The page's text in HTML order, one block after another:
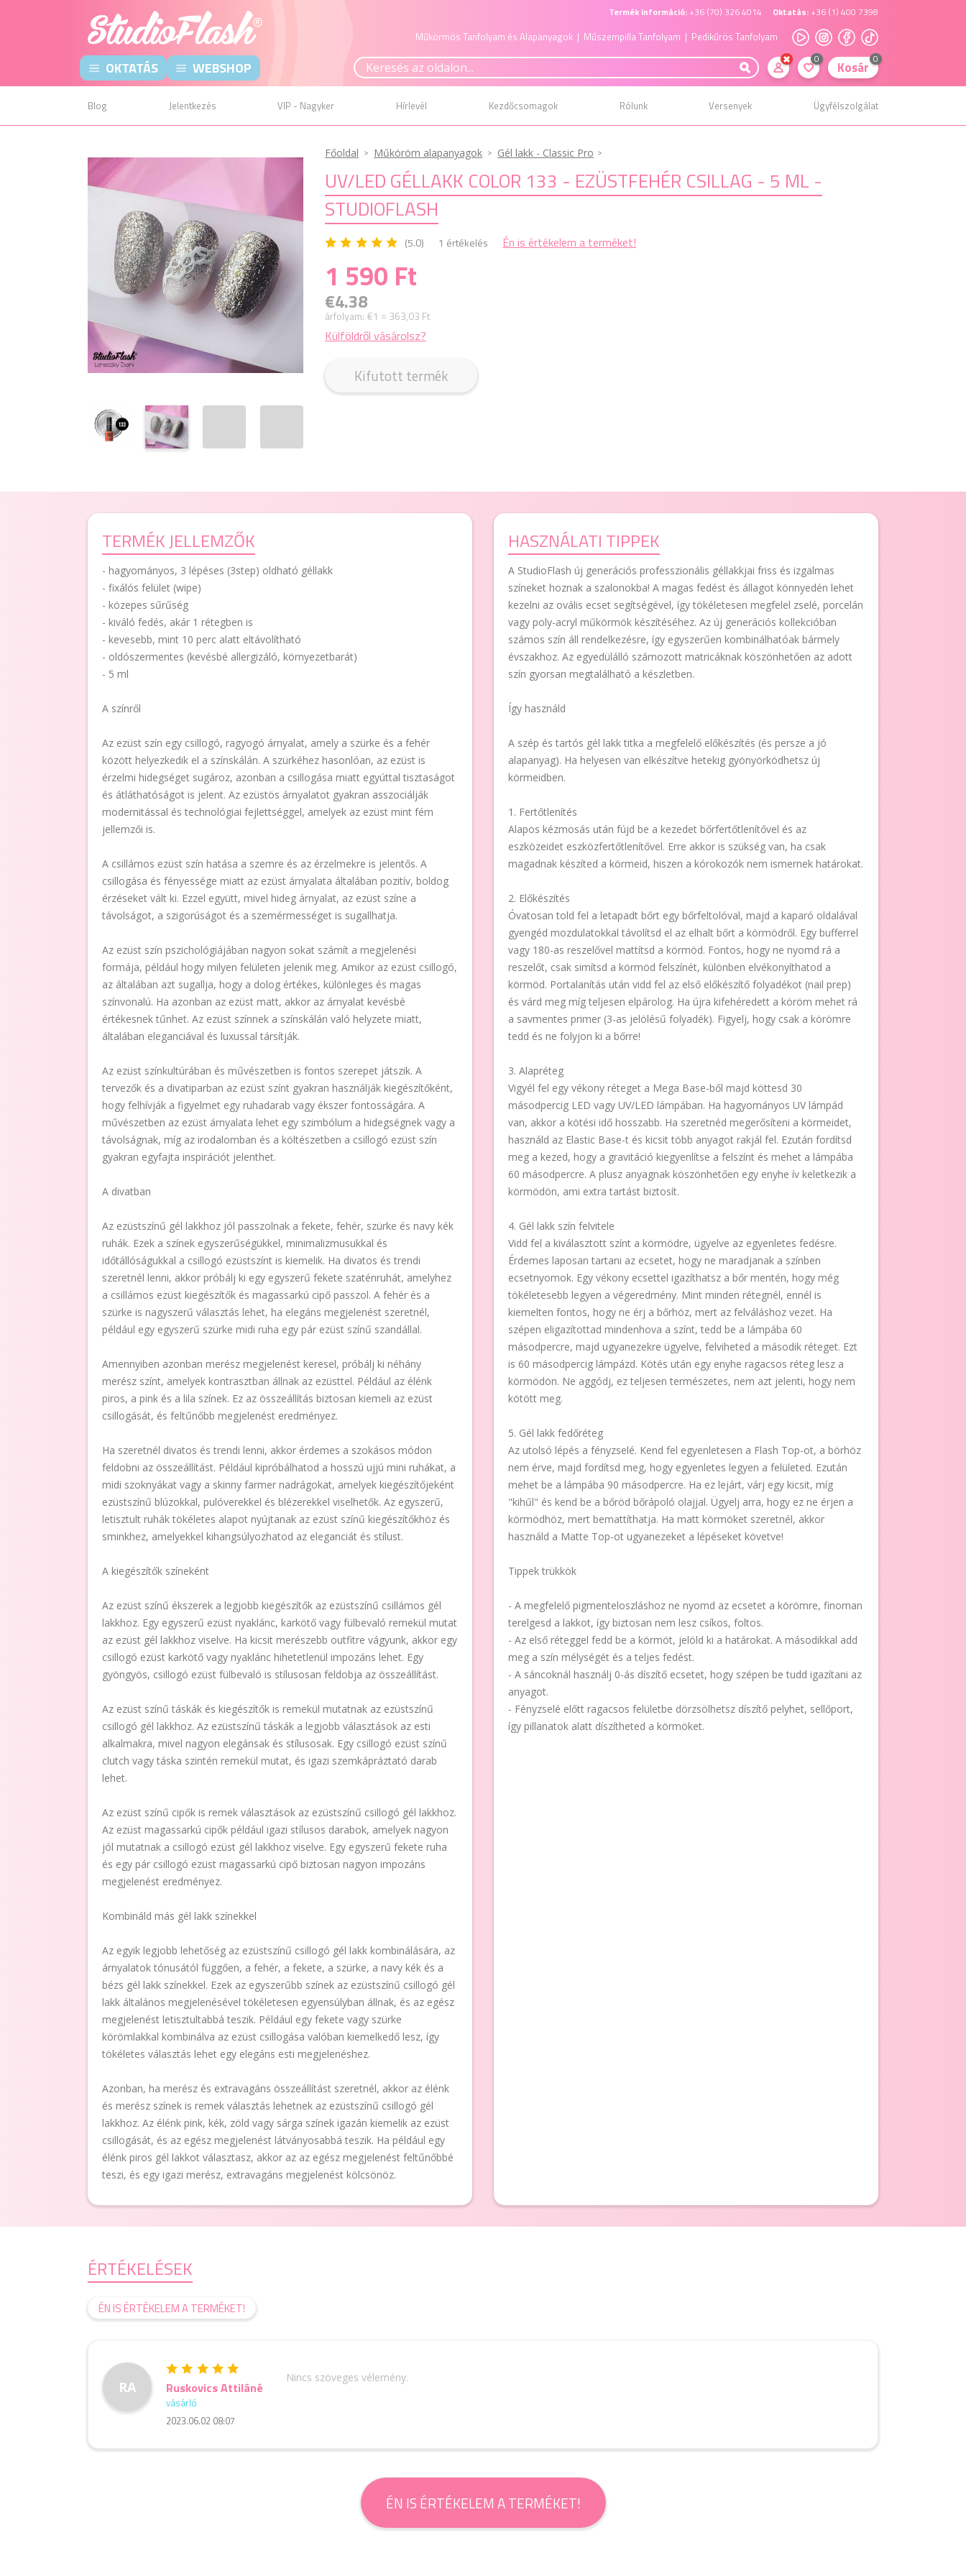
Termék információ: +36 (70) 326 4014 Oktatás: +36 (1) 400 7398
Műkörmös Tanfolyam és Alapanyagok | Műszempilla Tanfolyam | Pedikűrös Tanfolyam
OKTATÁS WEBSHOP 0 Kosár 0
Blog Jelentkezés VIP - Nagyker Hírlevél Kezdőcsomagok Rólunk Versenyek Ügyfélszolgálat
Főoldal Műköröm alapanyagok Gél lakk - Classic Pro
UV/LED GÉLLAKK COLOR 133 - EZÜSTFEHÉR CSILLAG - 5 ML -
STUDIOFLASH
(5.0) 1 értékelés Én is értékelem a terméket!
1 590 Ft
€4.38
árfolyam: €1 = 363,03 Ft
Külföldről vásárolsz?
Kifutott termék
TERMÉK JELLEMZŐK
- hagyományos, 3 lépéses (3step) oldható géllakk
- fixálós felület (wipe)
- közepes sűrűség
- kiváló fedés, akár 1 rétegben is
- kevesebb, mint 10 perc alatt eltávolítható
- oldószermentes (kevésbé allergizáló, környezetbarát)
- 5 ml
A színről
Az ezüst szín egy csillogó, ragyogó árnyalat, amely a szürke és a fehér
között helyezkedik el a színskálán. A szürkéhez hasonlóan, az ezüst is
érzelmi hidegséget sugároz, azonban a csillogása miatt egyúttal tisztaságot
és átláthatóságot is jelent. Az ezüstös árnyalatot gyakran asszociálják
modernitással és technológiai fejlettséggel, amelyek az ezüst mint fém
jellemzői is.
A csillámos ezüst szín hatása a szemre és az érzelmekre is jelentős. A
csillogása és fényessége miatt az ezüst árnyalata általában pozitív, boldog
érzéseket vált ki. Ezzel együtt, mivel hideg árnyalat, az ezüst színe a
távolságot, a szigorúságot és a szemérmességet is sugallhatja.
Az ezüst szín pszichológiájában nagyon sokat számít a megjelenési
formája, például hogy milyen felületen jelenik meg. Amikor az ezüst csillogó,
az általában azt sugallja, hogy a dolog értékes, különleges és magas
színvonalú. Ha azonban az ezüst matt, akkor az árnyalat kevésbé
értékesnek tűnhet. Az ezüst színnek a színskálán való helyzete miatt,
általában eleganciával és luxussal társítják.
Az ezüst színkultúrában és művészetben is fontos szerepet játszik. A
tervezők és a divatiparban az ezüst színt gyakran használják kiegészítőként,
hogy felhívják a figyelmet egy ruhadarab vagy ékszer fontosságára. A
művészetben az ezüst árnyalata lehet egy szimbólum a hidegségnek vagy a
távolságnak, míg az irodalomban és a költészetben a csillogó ezüst szín
gyakran egyfajta inspirációt jelenthet.
A divatban
Az ezüstszínű gél lakkhoz jól passzolnak a fekete, fehér, szürke és navy kék
ruhák. Ezek a színek egyszerűségükkel, minimalizmusukkal és
időtállóságukkal a csillogó ezüstszínt is kiemelik. Ha divatos és trendi
szeretnél lenni, akkor próbálj ki egy egyszerű fekete szaténruhát, amelyhez
a csillámos ezüst kiegészítők és magassarkú cipő passzol. A fehér és a
szürke is nagyszerű választás lehet, ha elegáns megjelenést szeretnél,
például egy egyszerű szürke midi ruha egy pár ezüst színű szandállal.
Amennyiben azonban merész megjelenést keresel, próbálj ki néhány
merész színt, amelyek kontrasztban állnak az ezüsttel. Például az élénk
piros, a pink és a lila színek. Ez az összeállítás biztosan kiemeli az ezüst
csillogását, és feltűnőbb megjelenést eredményez.
Ha szeretnél divatos és trendi lenni, akkor érdemes a szokásos módon
feldobni az összeállítást. Például kipróbálhatod a hosszú ujjú mini ruhákat, a
midi szoknyákat vagy a skinny farmer nadrágokat, amelyek kiegészítőjeként
ezüstszínű blúzokkal, pulóverekkel és blézerekkel viselhetők. Az egyszerű,
letisztult ruhák tökéletes alapot nyújtanak az ezüst színű kiegészítőkhöz és
sminkhez, amelyekkel kihangsúlyozhatod az eleganciát és stílust.
A kiegészítők színeként
Az ezüst színű ékszerek a legjobb kiegészítők az ezüstszínű csillámos gél
lakkhoz. Egy egyszerű ezüst nyaklánc, karkötő vagy fülbevaló remekül mutat
az ezüst gél lakkhoz viselve. Ha kicsit merészebb outfitre vágyunk, akkor egy
csillogó ezüst karkötő vagy nyaklánc hihetetlenül impozáns lehet. Egy
gyöngyös, csillogó ezüst fülbevaló is stílusosan feldobja az összeállítást.
Az ezüst színű táskák és kiegészítők is remekül mutatnak az ezüstszínű
csillogó gél lakkhoz. Az ezüstszínű táskák a legjobb választások az esti
alkalmakra, mivel nagyon elegánsak és stílusosak. Egy csillogó ezüst színű
clutch vagy táska szintén remekül mutat, és igazi szemkápráztató darab
lehet.
Az ezüst színű cipők is remek választások az ezüstszínű csillogó gél lakkhoz.
Az ezüst magassarkú cipők például igazi stílusos darabok, amelyek nagyon
jól mutatnak a csillogó ezüst gél lakkhoz viselve. Egy egyszerű fekete ruha
és egy pár csillogó ezüst magassarkú cipő biztosan nagyon impozáns
megjelenést eredményez.
Kombináld más gél lakk színekkel
Az egyik legjobb lehetőség az ezüstszínű csillogó gél lakk kombinálására, az
árnyalatok tónusától függően, a fehér, a fekete, a szürke, a navy kék és a
bézs gél lakk színekkel. Ezek az egyszerűbb színek az ezüstszínű csillogó gél
lakk általános megjelenésével tökéletesen egyensúlyban állnak, és az egész
megjelenést letisztultabbá teszik. Például egy fekete vagy szürke
körömlakkal kombinálva az ezüst csillogása valóban kiemelkedő lesz, így
tökéletes választás lehet egy elegáns esti megjelenéshez.
Azonban, ha merész és extravagáns összeállítást szeretnél, akkor az élénk
és merész színek is remek választás lehetnek az ezüstszínű csillogó gél
lakkhoz. Az élénk pink, kék, zöld vagy sárga színek igazán kiemelik az ezüst
csillogását, és az egész megjelenést látványosabbá teszik. Ha például egy
élénk piros gél lakkot választasz, akkor az az egész megjelenést feltűnőbbé
teszi, és egy igazi merész, extravagáns megjelenést kölcsönöz.
HASZNÁLATI TIPPEK
A StudioFlash új generációs professzionális géllakkjai friss és izgalmas
színeket hoznak a szalonokba! A magas fedést és állagot könnyedén lehet
kezelni az ovális ecset segítségével, így tökéletesen megfelel zselé, porcelán
vagy poly-acryl műkörmök készítéséhez. Az új generációs kollekcióban
számos szín áll rendelkezésre, így egyszerűen kombinálhatóak bármely
évszakhoz. Az egyedülálló számozott matricáknak köszönhetően az adott
szín gyorsan megtalálható a készletben.
Így használd
A szép és tartós gél lakk titka a megfelelő előkészítés (és persze a jó
alapanyag). Ha helyesen van elkészítve hetekig gyönyörködhetsz új
körmeidben.
1. Fertőtlenítés
Alapos kézmosás után fújd be a kezedet bőrfertőtlenítővel és az
eszközeidet eszközfertőtlenítővel. Erre akkor is szükség van, ha csak
magadnak készíted a körmeid, hiszen a kórokozók nem ismernek határokat.
2. Előkészítés
Óvatosan told fel a letapadt bőrt egy bőrfeltolóval, majd a kaparó oldalával
gyengéd mozdulatokkal távolítsd el az elhalt bőrt a körmödről. Egy bufferrel
vagy 180-as reszelővel mattítsd a körmöd. Fontos, hogy ne nyomd rá a
reszelőt, csak simítsd a körmöd felszínét, különben elvékonyíthatod a
körmöd. Portalanítás után vidd fel az első előkészítő folyadékot (nail prep)
és várd meg míg teljesen elpárolog. Ha újra kifehéredett a köröm mehet rá
a savmentes primer (3-as jelölésű folyadék). Figyelj, hogy csak a körömre
tedd és ne folyjon ki a bőrre!
3. Alapréteg
Vigyél fel egy vékony réteget a Mega Base-ből majd köttesd 30
másodpercig LED vagy UV/LED lámpában. Ha hagyományos UV lámpád
van, akkor a kötési idő hosszabb. Ha szeretnéd megerősíteni a körmeidet,
használd az Elastic Base-t és kicsit több anyagot rakjál fel. Ezután fordítsd
meg a kezed, hogy a gravitáció kiegyenlítse a felszínt és mehet a lámpába
60 másodpercre. A plusz anyagnak köszönhetően egy enyhe ív keletkezik a
körmödön, ami extra tartást biztosít.
4. Gél lakk szín felvitele
Vidd fel a kiválasztott színt a körmödre, ügyelve az egyenletes fedésre.
Érdemes laposan tartani az ecsetet, hogy ne maradjanak a színben
ecsetnyomok. Egy vékony ecsettel igazíthatsz a bőr mentén, hogy még
tökéletesebb legyen a végeredmény. Mint minden rétegnél, ennél is
kiemelten fontos, hogy ne érj a bőrhöz, mert az felváláshoz vezet. Ha
szépen eligazítottad mindenhova a színt, tedd be a lámpába 60
másodpercre, majd ugyanezekre ügyelve, felviheted a második réteget. Ezt
is 60 másodpercig lámpázd. Kötés után egy enyhe ragacsos réteg lesz a
körmödön. Ne aggódj, ez teljesen természetes, nem azt jelenti, hogy nem
kötött meg.
5. Gél lakk fedőréteg
Az utolsó lépés a fényzselé. Kend fel egyenletesen a Flash Top-ot, a börhöz
nem érve, majd fordítsd meg, hogy egyenletes legyen a felületed. Ezután
mehet be a lámpába 90 másodpercre. Ha ez lejárt, várj egy kicsit, míg
"kihűl" és kend be a bőröd bőrápoló olajjal. Ügyelj arra, hogy ez ne érjen a
körmödhöz, mert bemattíthatja. Ha matt körmöket szeretnél, akkor
használd a Matte Top-ot ugyanezeket a lépéseket követve!
Tippek trükkök
- A megfelelő pigmenteloszláshoz ne nyomd az ecsetet a körömre, finoman
terelgesd a lakkot, így biztosan nem lesz csíkos, foltos.
- Az első réteggel fedd be a körmöt, jelöld ki a határokat. A másodikkal add
meg a szín mélységét és a teljes fedést.
- A sáncoknál használj 0-ás díszítő ecsetet, hogy szépen be tudd igazítani az
anyagot.
- Fényzselé előtt ragacsos felületbe dörzsölhetsz díszítő pelyhet, sellőport,
így pillanatok alatt díszítheted a körmöket.
ÉRTÉKELÉSEK
ÉN IS ÉRTÉKELEM A TERMÉKET!
RA Ruskovics Attiláné
vásárló
2023.06.02 08:07
Nincs szöveges vélemény.
ÉN IS ÉRTÉKELEM A TERMÉKET!